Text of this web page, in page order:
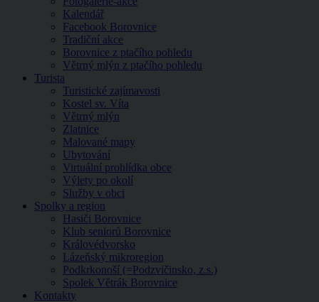
Kalendář
Facebook Borovnice
Tradiční akce
Borovnice z ptačího pohledu
Větrný mlýn z ptačího pohledu
Turista
Turistické zajímavosti
Kostel sv. Víta
Větrný mlýn
Zlatnice
Malované mapy
Ubytování
Virtuální prohlídka obce
Výlety po okolí
Služby v obci
Spolky a region
Hasiči Borovnice
Klub seniorů Borovnice
Královédvorsko
Lázeňský mikroregion
Podkrkonoší (=Podzvičinsko, z.s.)
Spolek Větrák Borovnice
Kontakty